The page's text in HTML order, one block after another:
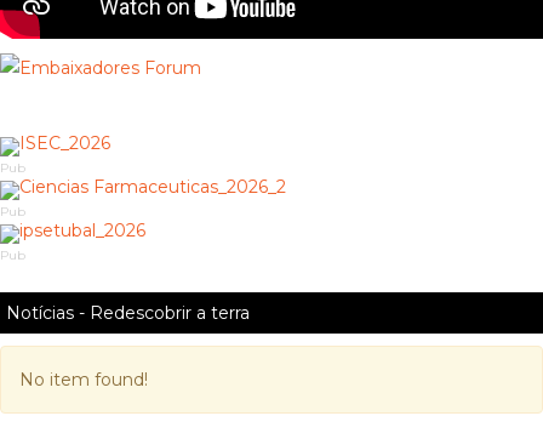
Pub
Pub
Pub
Notícias - Redescobrir a terra
No item found!